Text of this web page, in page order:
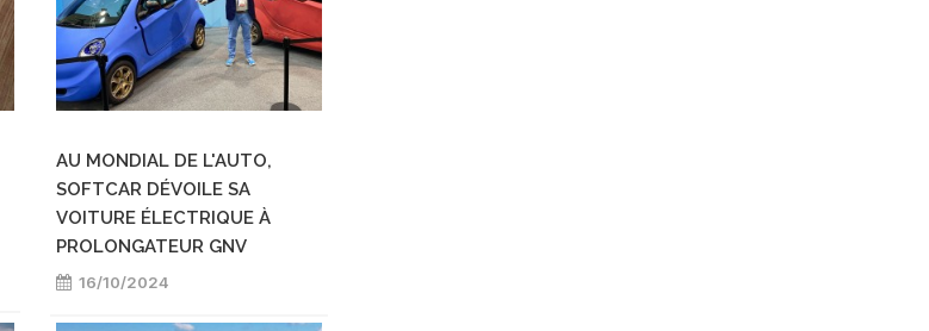
AU MONDIAL DE L'AUTO,
SOFTCAR DÉVOILE SA
VOITURE ÉLECTRIQUE À
PROLONGATEUR GNV
16/10/2024